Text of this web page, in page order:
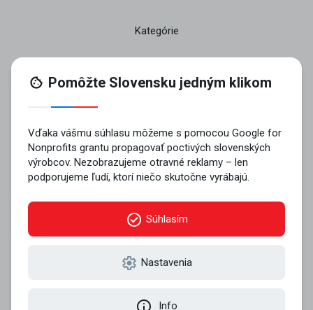
Kategórie
Kontakt
Všetky práva vyhradené
Zásady používania súborov cookie